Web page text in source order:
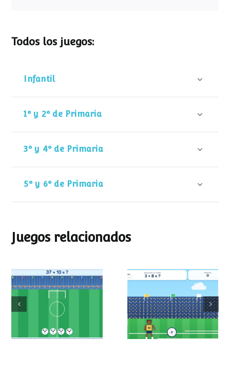
Todos los juegos:
Infantil
1º y 2º de Primaria
3º y 4º de Primaria
5º y 6º de Primaria
Juegos relacionados
Mundial de
operaciones
Partido de sumas